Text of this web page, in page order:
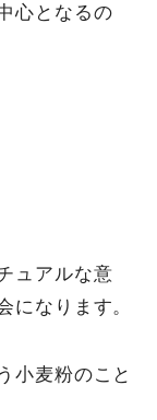
心となるの
ュアルな意
になります。
小麦粉のこと